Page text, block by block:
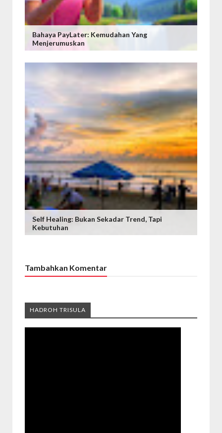
Bahaya PayLater: Kemudahan Yang
Menjerumuskan
Self Healing: Bukan Sekadar Trend, Tapi
Kebutuhan
Tambahkan Komentar
HADROH TRISULA